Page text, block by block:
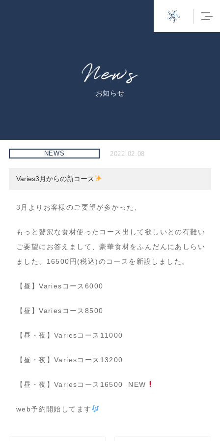
お知らせ
NEWS 2022.02.08
Varies3月からの新コース
3月よりお客様のご要望が多かった、
もっと贅沢な食材使ったコース出して欲しいとの有難い
ご要望にお答えまして、豪華食材をふんだんにあしらい
ました、16500円(税込)のコースを新設しました。
【昼】Variesコース6000
【昼】Variesコース8500
【昼・夜】Variesコース11000
【昼・夜】Variesコース13200
【昼・夜】Variesコース16500 NEW
web予約開始してます